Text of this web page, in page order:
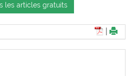
les articles gratuits